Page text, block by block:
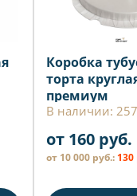
Коробка
торта
премиум
В наличии:
от 160 руб.
от 10 000 руб.: 130